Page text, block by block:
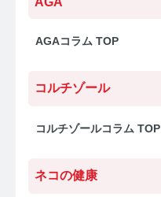
AGAコラム TOP
コルチゾール
コルチゾールコラム TOP
ネコの健康